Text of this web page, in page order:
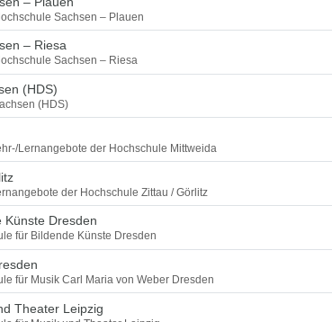
Sachsen – Plauen
– Riesa
Sachsen – Riesa
(HDS)
(HDS)
Lernangebote der Hochschule Mittweida
der Hochschule Zittau / Görlitz
Künste Dresden
für Bildende Künste Dresden
für Musik Carl Maria von Weber Dresden
Theater Leipzig